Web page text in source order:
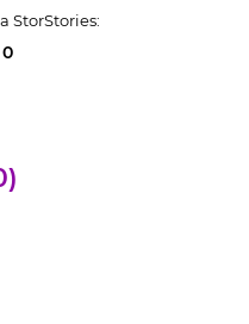
StorStories:
0